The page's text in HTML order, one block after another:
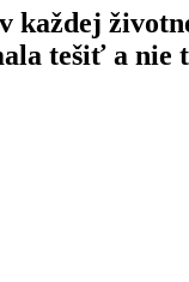
každej
tešiť a nie